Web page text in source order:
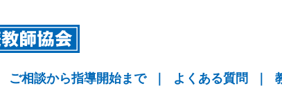
ご相談から指導開始まで よくある質問